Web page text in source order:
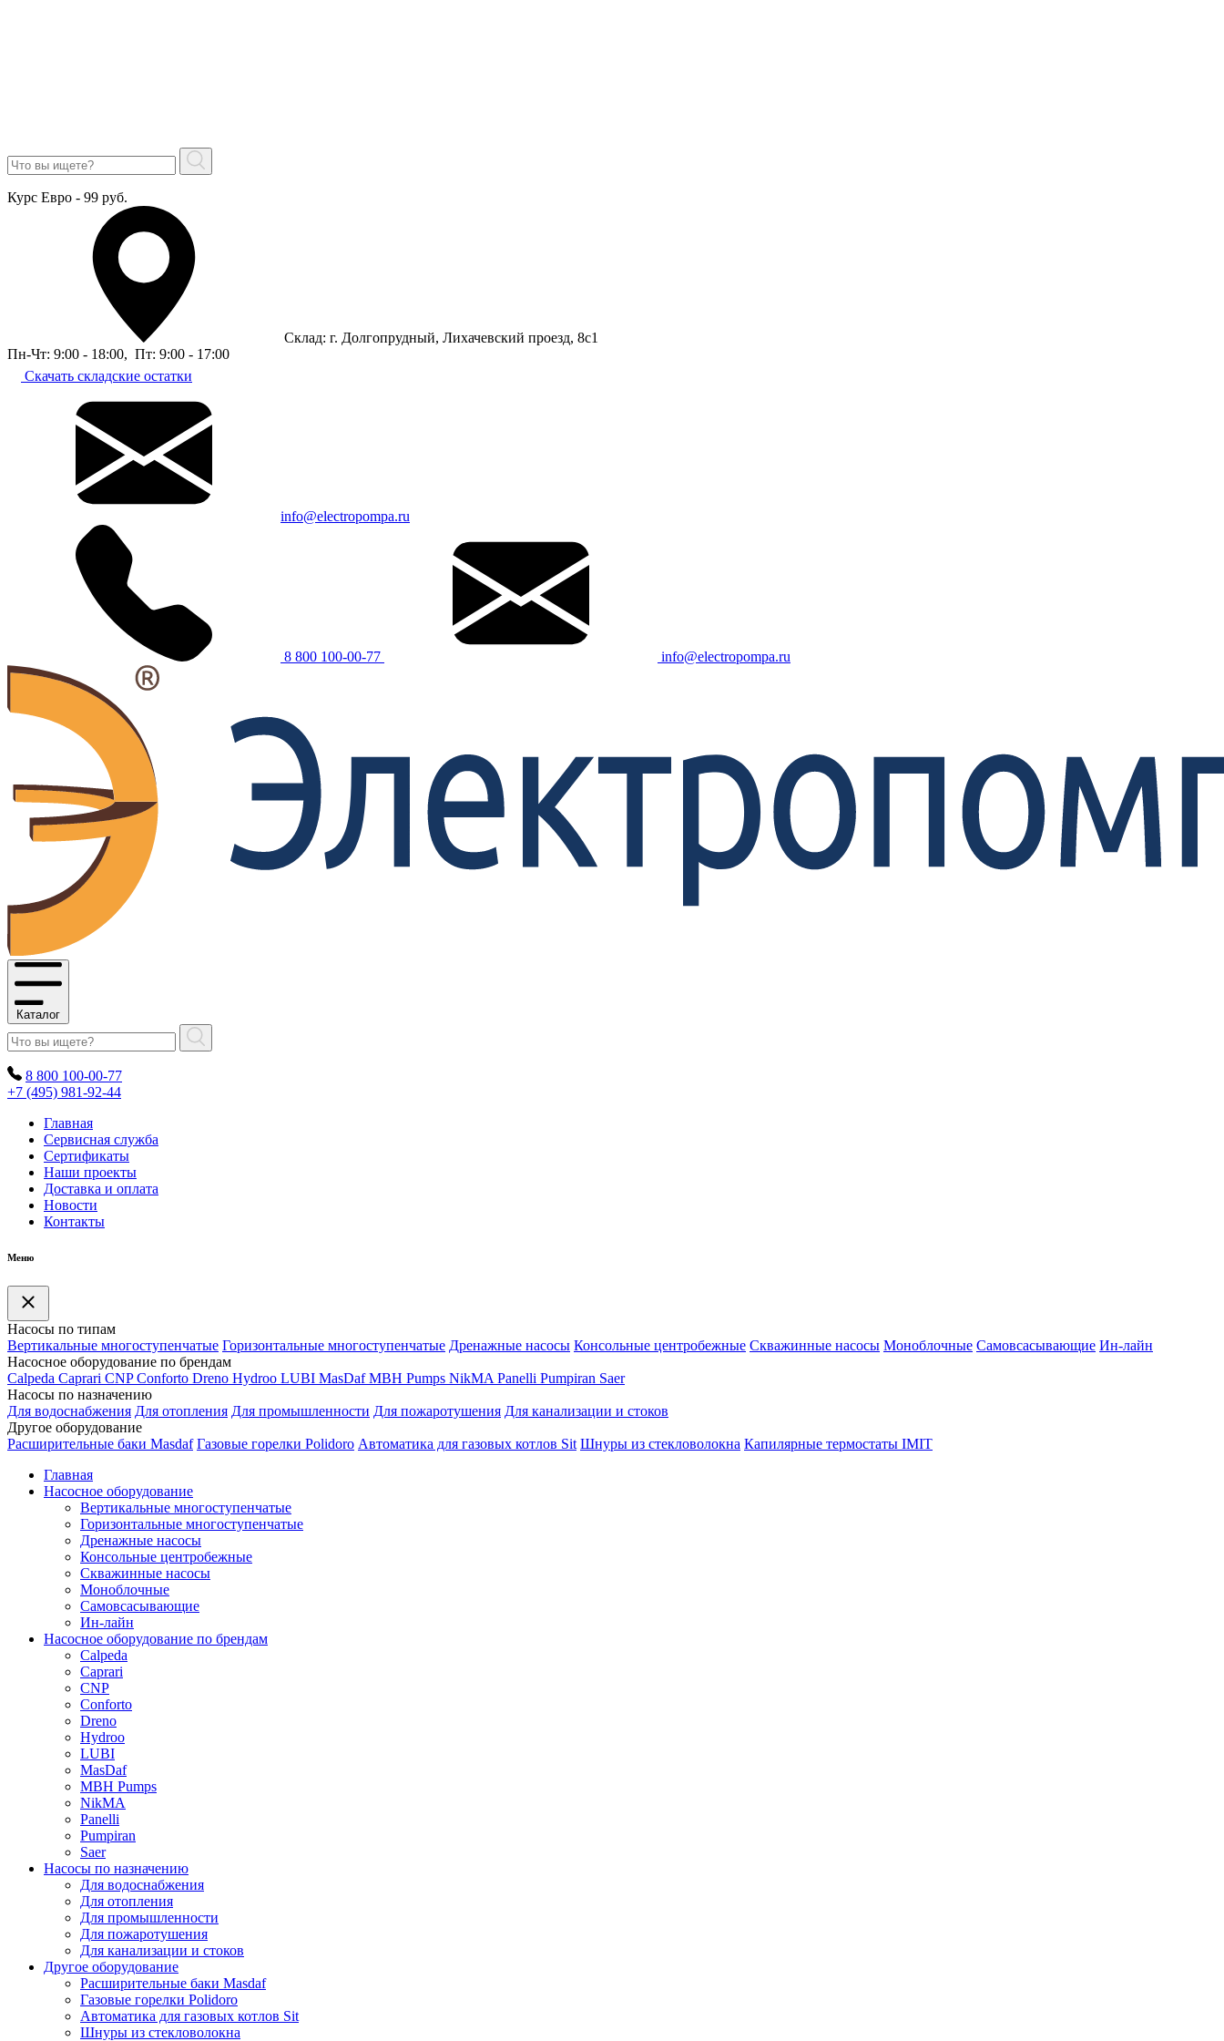
Курс Евро - 99 руб.
Склад: г. Долгопрудный, Лихачевский проезд, 8c1
Пн-Чт: 9:00 - 18:00, Пт: 9:00 - 17:00
Скачать складские остатки
info@electropompa.ru
8 800 100-00-77 info@electropompa.ru
Каталог
8 800 100-00-77
+7 (495) 981-92-44
Главная
Сервисная служба
Сертификаты
Наши проекты
Доставка и оплата
Новости
Контакты
Меню
Насосы по типам
Вертикальные многоступенчатые Горизонтальные многоступенчатые Дренажные насосы Консольные центробежные Скважинные насосы Моноблочные Самовсасывающие Ин-лайн
Насосное оборудование по брендам
Calpeda Caprari CNP Conforto Dreno Hydroo LUBI MasDaf MBH Pumps NikMA Panelli Pumpiran Saer
Насосы по назначению
Для водоснабжения Для отопления Для промышленности Для пожаротушения Для канализации и стоков
Другое оборудование
Расширительные баки Masdaf Газовые горелки Polidoro Автоматика для газовых котлов Sit Шнуры из стекловолокна Капилярные термостаты IMIT
Главная
Насосное оборудование
Вертикальные многоступенчатые
Горизонтальные многоступенчатые
Дренажные насосы
Консольные центробежные
Скважинные насосы
Моноблочные
Самовсасывающие
Ин-лайн
Насосное оборудование по брендам
Calpeda
Caprari
CNP
Conforto
Dreno
Hydroo
LUBI
MasDaf
MBH Pumps
NikMA
Panelli
Pumpiran
Saer
Насосы по назначению
Для водоснабжения
Для отопления
Для промышленности
Для пожаротушения
Для канализации и стоков
Другое оборудование
Расширительные баки Masdaf
Газовые горелки Polidoro
Автоматика для газовых котлов Sit
Шнуры из стекловолокна